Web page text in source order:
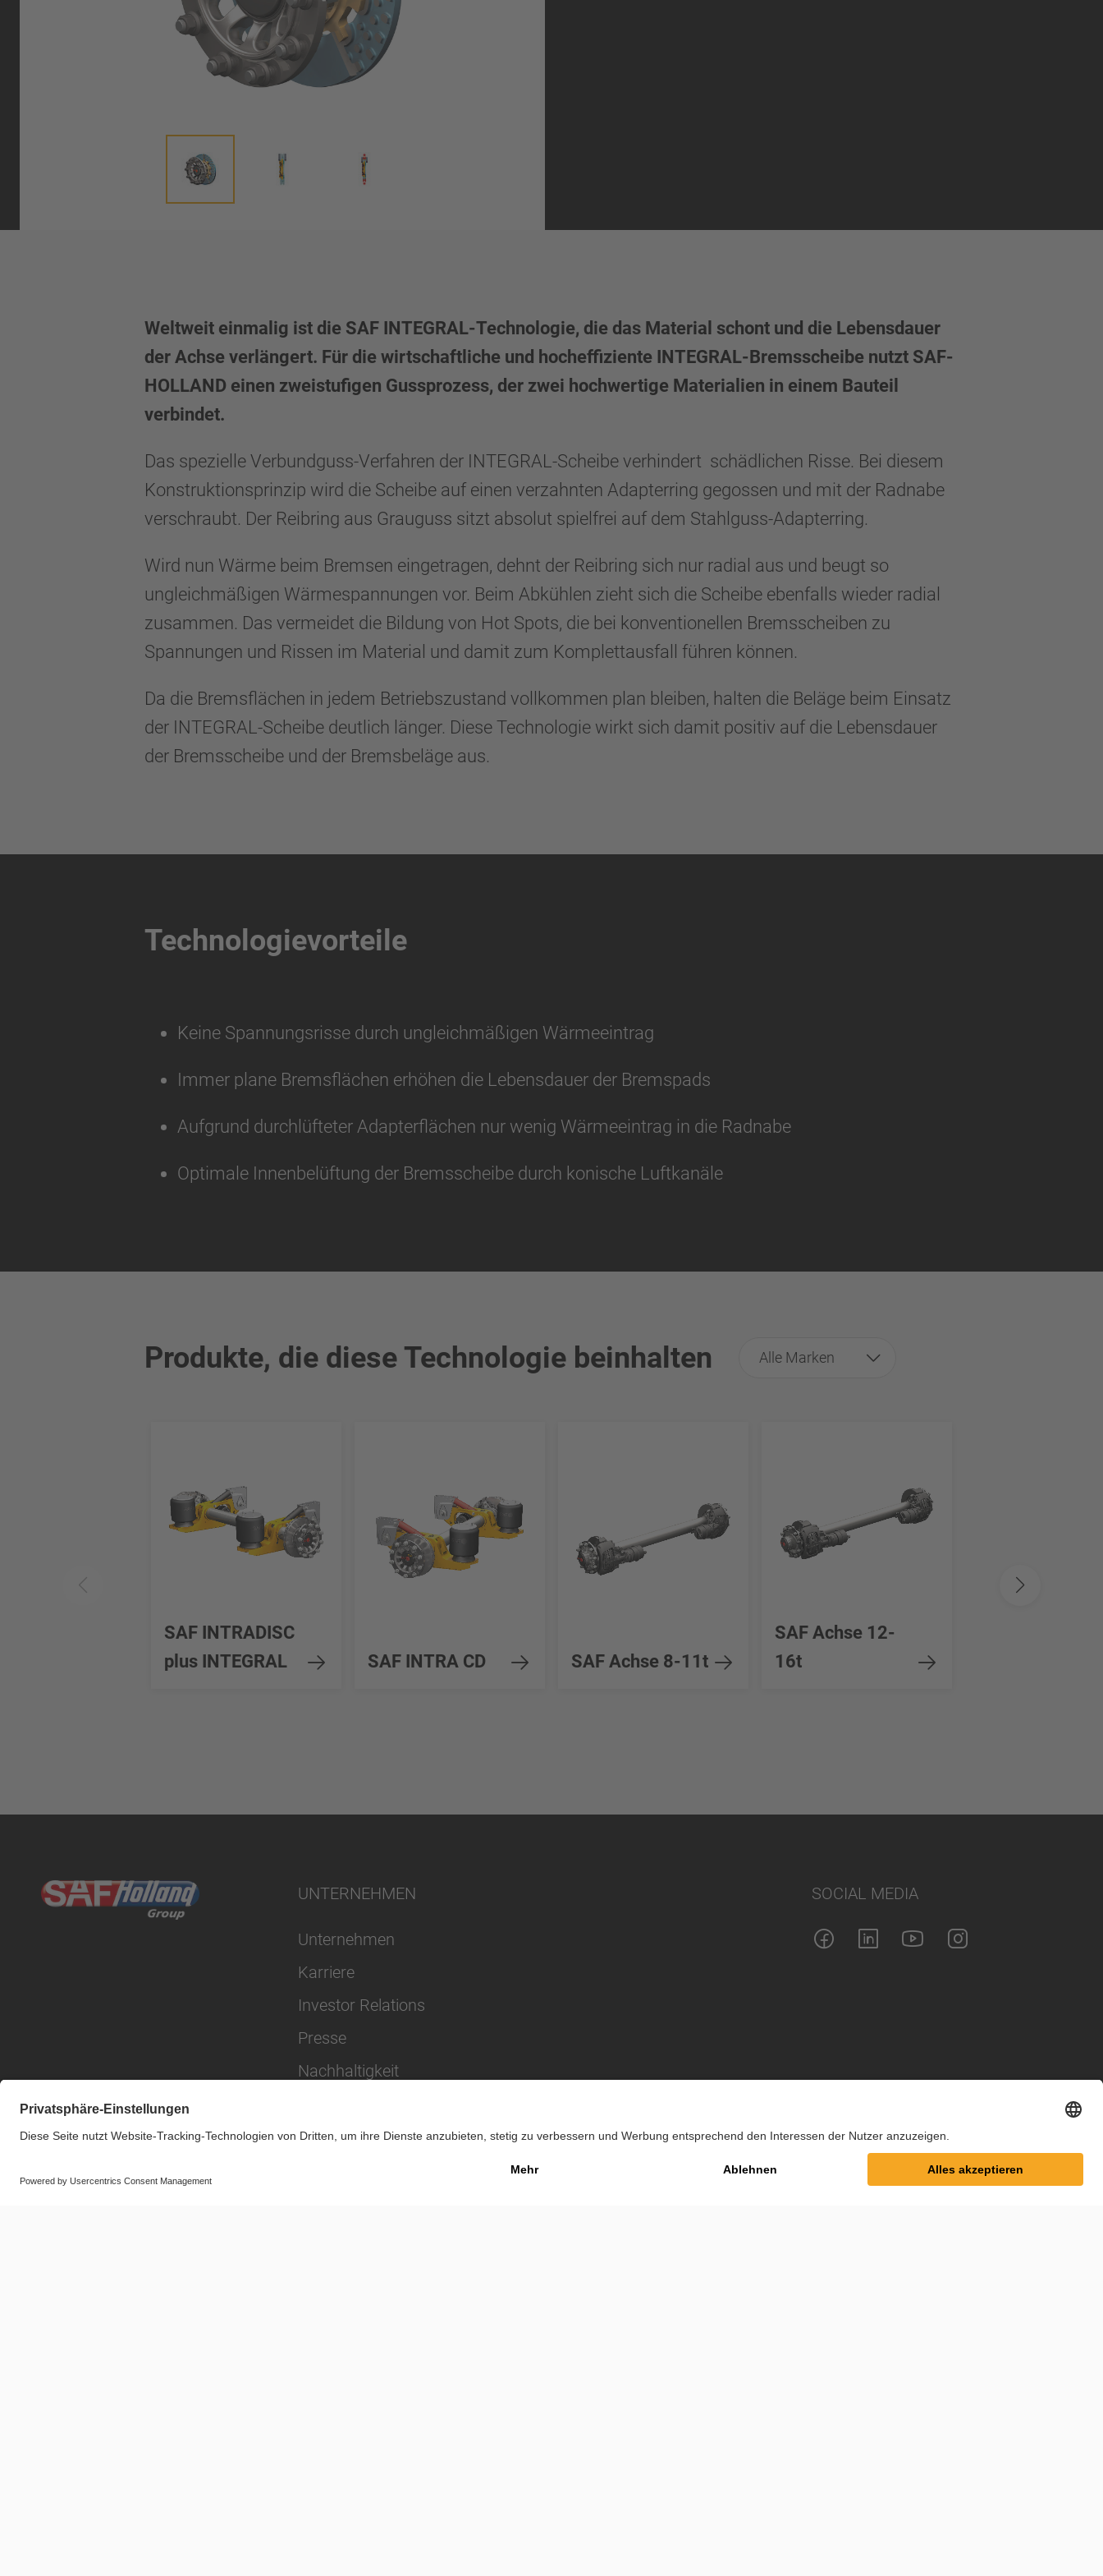
Weltweit einmalig ist die SAF INTEGRAL-Technologie, die das Material schont und die Lebensdauer
der Achse verlängert. Für die wirtschaftliche und hocheffiziente INTEGRAL-Bremsscheibe nutzt SAF-
HOLLAND einen zweistufigen Gussprozess, der zwei hochwertige Materialien in einem Bauteil
verbindet.
Das spezielle Verbundguss-Verfahren der INTEGRAL-Scheibe verhindert schädlichen Risse. Bei diesem
Konstruktionsprinzip wird die Scheibe auf einen verzahnten Adapterring gegossen und mit der Radnabe
verschraubt. Der Reibring aus Grauguss sitzt absolut spielfrei auf dem Stahlguss-Adapterring.
Wird nun Wärme beim Bremsen eingetragen, dehnt der Reibring sich nur radial aus und beugt so
ungleichmäßigen Wärmespannungen vor. Beim Abkühlen zieht sich die Scheibe ebenfalls wieder radial
zusammen. Das vermeidet die Bildung von Hot Spots, die bei konventionellen Bremsscheiben zu
Spannungen und Rissen im Material und damit zum Komplettausfall führen können.
Da die Bremsflächen in jedem Betriebszustand vollkommen plan bleiben, halten die Beläge beim Einsatz
der INTEGRAL-Scheibe deutlich länger. Diese Technologie wirkt sich damit positiv auf die Lebensdauer
der Bremsscheibe und der Bremsbeläge aus.
Technologievorteile
Keine Spannungsrisse durch ungleichmäßigen Wärmeeintrag
Immer plane Bremsflächen erhöhen die Lebensdauer der Bremspads
Aufgrund durchlüfteter Adapterflächen nur wenig Wärmeeintrag in die Radnabe
Optimale Innenbelüftung der Bremsscheibe durch konische Luftkanäle
Produkte, die diese Technologie beinhalten Alle Marken
SAF INTRADISC
plus INTEGRAL
SAF INTRA CD SAF Achse 8-11t
SAF Achse 12-
16t
UNTERNEHMEN
Unternehmen
Karriere
Investor Relations
Presse
Nachhaltigkeit
SOCIAL MEDIA